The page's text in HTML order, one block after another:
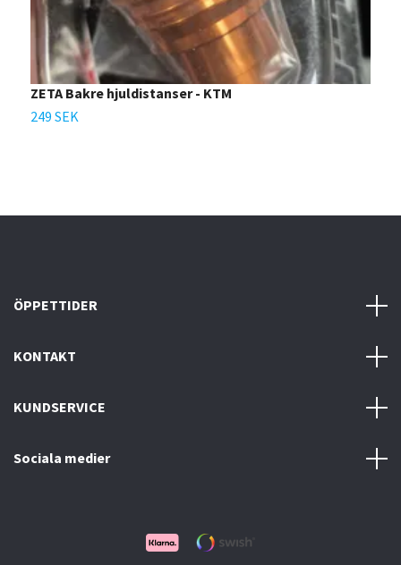
ZETA Bakre hjuldistanser - KTM
249 SEK
ÖPPETTIDER
KONTAKT
KUNDSERVICE
Sociala medier